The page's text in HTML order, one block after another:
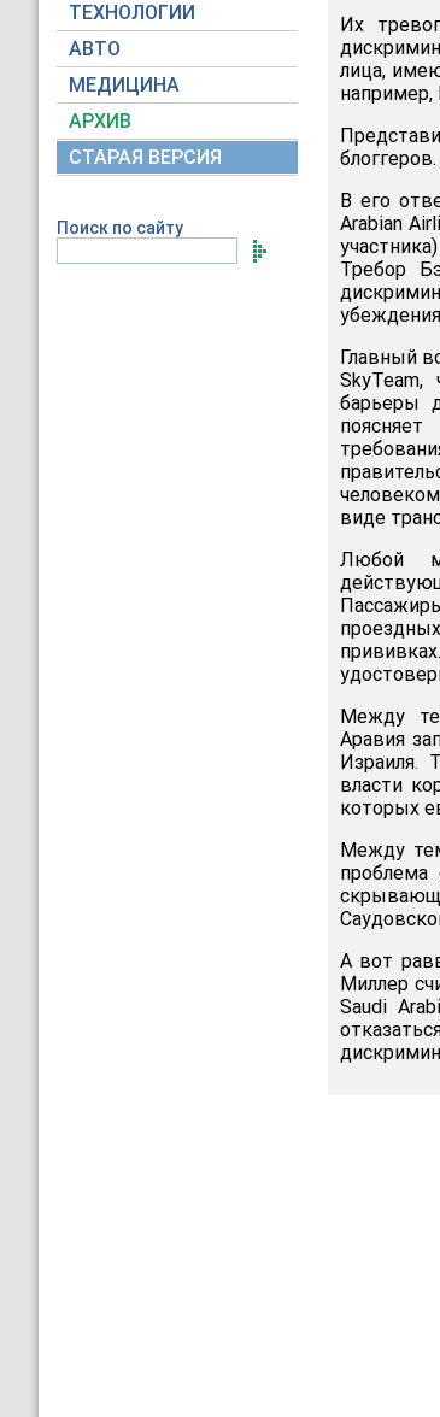
ТЕХНОЛОГИИ
АВТО
МЕДИЦИНА
АРХИВ
СТАРАЯ ВЕРСИЯ
Поиск по сайту
Их
лица,
блоггеров.
В его
Arabian
Требор
Главный
барьеры
виде
Любой
Между
Аравия
Израиля.
власти
которых
Между
проблема
А вот
Миллер
Saudi